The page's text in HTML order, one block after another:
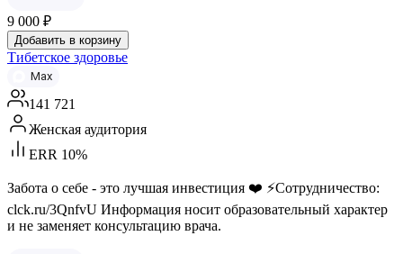
9 000 ₽
Добавить в корзину
Тибетское здоровье
Max
141 721
Женская аудитория
ERR 10%
Забота о себе - это лучшая инвестиция ❤️ ⚡️Сотрудничество:
clck.ru/3QnfvU Информация носит образовательный характер
и не заменяет консультацию врача.